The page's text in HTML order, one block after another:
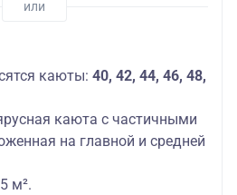
каюты: 40, 42, 44, 46, 48,
каюта с частичными
на главной и средней
м².